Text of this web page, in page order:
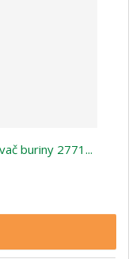
buriny 2771...